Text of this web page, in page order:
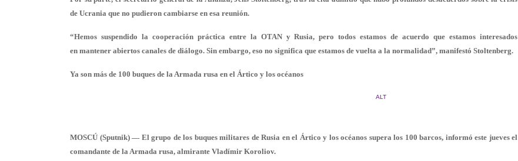
de Ucrania que no pudieron cambiarse en esa reunión.
“Hemos suspendido la cooperación práctica entre la OTAN y Rusia, pero todos estamos de acuerdo que estamos interesados
en mantener abiertos canales de diálogo. Sin embargo, eso no significa que estamos de vuelta a la normalidad”, manifestó Stoltenberg.
Ya son más de 100 buques de la Armada rusa en el Ártico y los océanos
ALT
MOSCÚ (Sputnik) — El grupo de los buques militares de Rusia en el Ártico y los océanos supera los 100 barcos, informó este jueves el
comandante de la Armada rusa, almirante Vladímir Koroliov.